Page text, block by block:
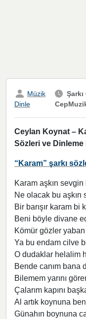
Müzik
Dinle
Şarkı
Ceylan Koynat –
Sözleri ve Dinleme
“Karam” şarkı
Karam aşkın sevgin
Ne olacak bu aşkın
Bir barışır karam bi
Beni böyle divane
Kömür gözler
Ya bu endam cilve
O dudaklar helalim
Bende canım bana
Bilemem yarını
Çalarım kapını
Al artık koynuna
Günahın boynuna